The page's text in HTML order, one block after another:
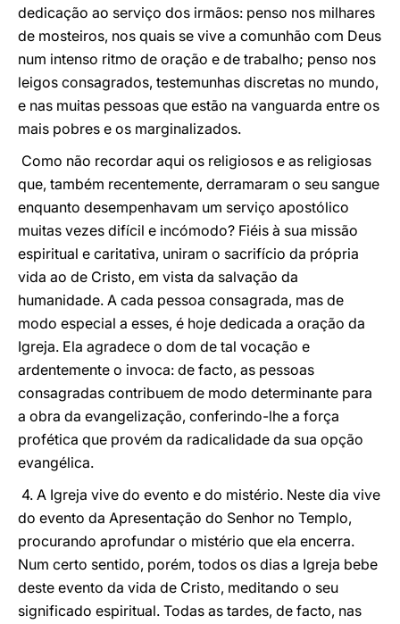
dedicação ao serviço dos irmãos: penso nos milhares
de mosteiros, nos quais se vive a comunhão com Deus
num intenso ritmo de oração e de trabalho; penso nos
leigos consagrados, testemunhas discretas no mundo,
e nas muitas pessoas que estão na vanguarda entre os
mais pobres e os marginalizados.
Como não recordar aqui os religiosos e as religiosas
que, também recentemente, derramaram o seu sangue
enquanto desempenhavam um serviço apostólico
muitas vezes difícil e incómodo? Fiéis à sua missão
espiritual e caritativa, uniram o sacrifício da própria
vida ao de Cristo, em vista da salvação da
humanidade. A cada pessoa consagrada, mas de
modo especial a esses, é hoje dedicada a oração da
Igreja. Ela agradece o dom de tal vocação e
ardentemente o invoca: de facto, as pessoas
consagradas contribuem de modo determinante para
a obra da evangelização, conferindo-lhe a força
profética que provém da radicalidade da sua opção
evangélica.
4. A Igreja vive do evento e do mistério. Neste dia vive
do evento da Apresentação do Senhor no Templo,
procurando aprofundar o mistério que ela encerra.
Num certo sentido, porém, todos os dias a Igreja bebe
deste evento da vida de Cristo, meditando o seu
significado espiritual. Todas as tardes, de facto, nas